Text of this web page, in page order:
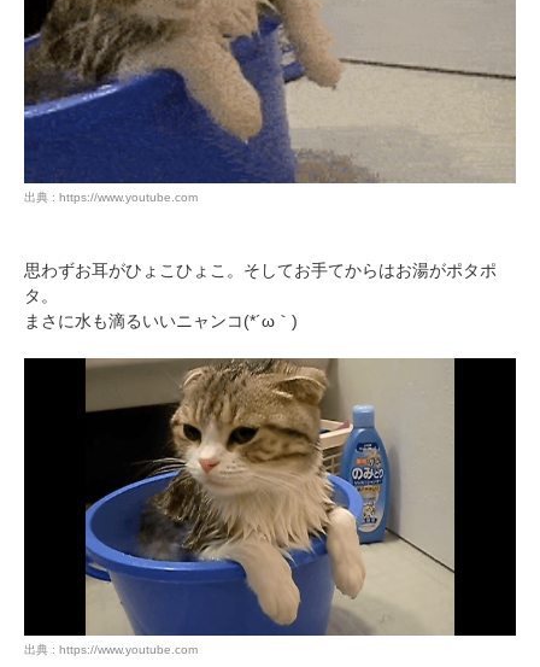
出典 : https://www.youtube.com
思わずお耳がひょこひょこ。そしてお手てからはお湯がポタポ
タ。
まさに水も滴るいいニャンコ(*´ω｀)
出典 : https://www.youtube.com